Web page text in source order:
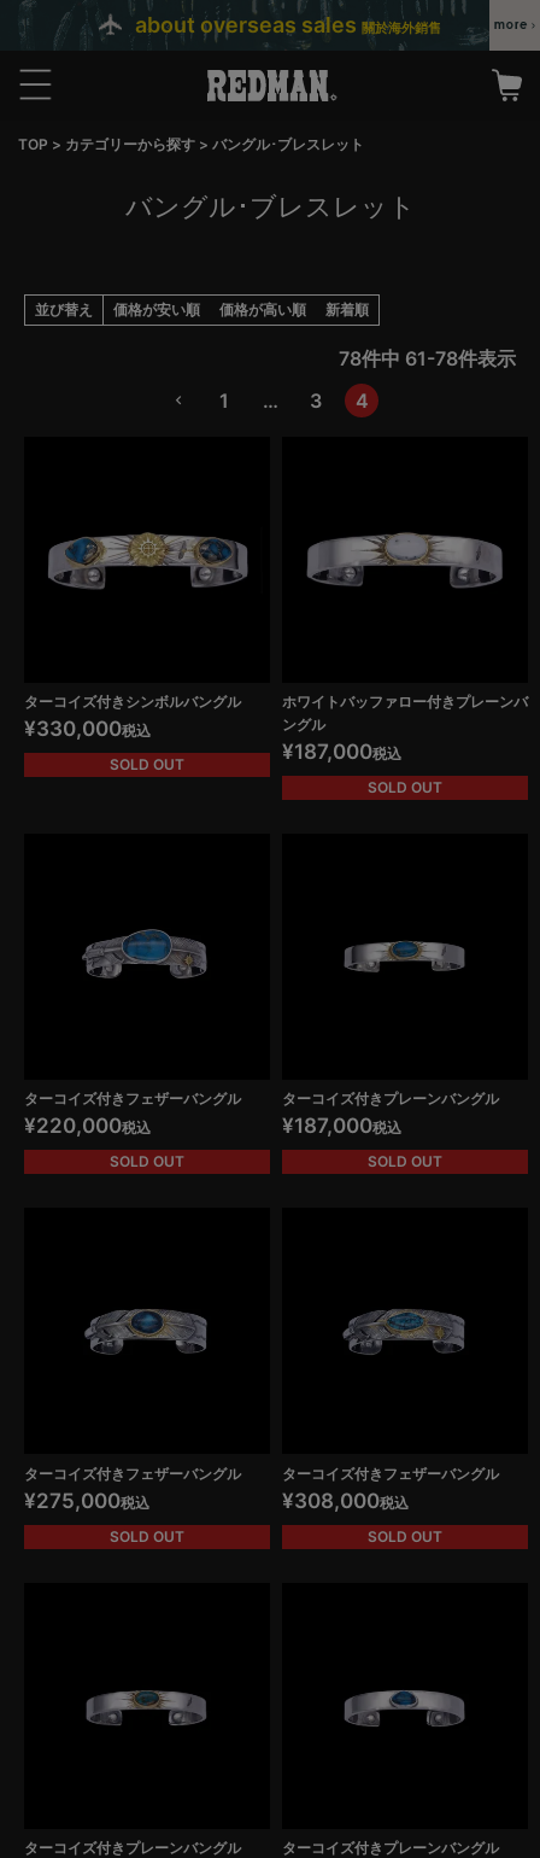
about overseas sales 關於海外銷售
TOP カテゴリーから探す バングル･ブレスレット
バングル･ブレスレット
並び替え 価格が安い順 価格が高い順 新着順
78件中 61-78件表示
1
… 3 4
ターコイズ付きシンボルバングル
¥330,000税込
SOLD OUT
ホワイトバッファロー付きプレーンバ
ングル
¥187,000税込
SOLD OUT
ターコイズ付きフェザーバングル
¥220,000税込
SOLD OUT
ターコイズ付きプレーンバングル
¥187,000税込
SOLD OUT
ターコイズ付きフェザーバングル
¥275,000税込
SOLD OUT
ターコイズ付きフェザーバングル
¥308,000税込
SOLD OUT
ターコイズ付きプレーンバングル ターコイズ付きプレーンバングル